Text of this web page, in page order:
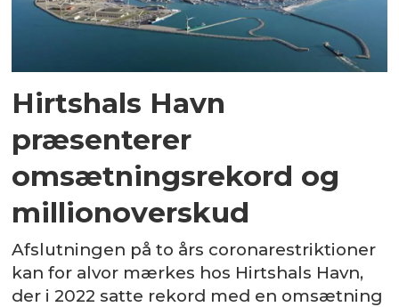
Hirtshals Havn
præsenterer
omsætningsrekord og
millionoverskud
Afslutningen på to års coronarestriktioner
kan for alvor mærkes hos Hirtshals Havn,
der i 2022 satte rekord med en omsætning